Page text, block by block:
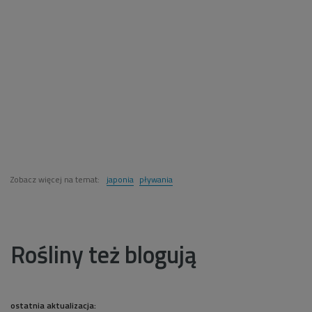
Zobacz więcej na temat: japonia pływania
Rośliny też blogują
ostatnia aktualizacja: